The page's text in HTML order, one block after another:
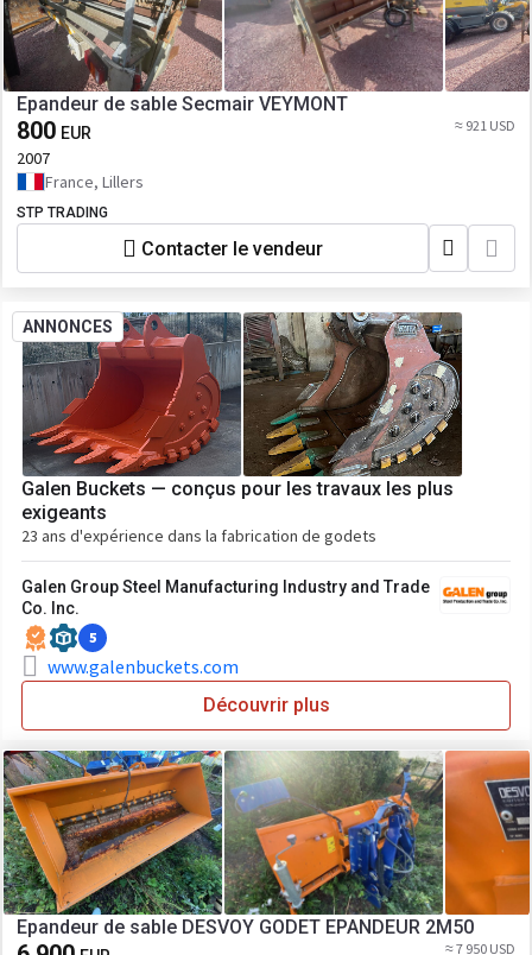
Epandeur de sable Secmair VEYMONT
800 EUR ≈ 921 USD
2007
France, Lillers
STP TRADING
Contacter le vendeur
ANNONCES
Galen Buckets — conçus pour les travaux les plus
exigeants
23 ans d'expérience dans la fabrication de godets
Galen Group Steel Manufacturing Industry and Trade
Co. Inc.
5
www.galenbuckets.com
Découvrir plus
Epandeur de sable DESVOY GODET EPANDEUR 2M50
≈ 7 950 USD